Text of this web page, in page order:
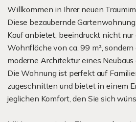
Willkommen in Ihrer neuen
Diese bezaubernde
Kauf anbietet, beeindruckt nicht nur
Wohnfläche von ca. 99 m², sondern
moderne Architektur eines Neubaus
Die Wohnung ist perfekt auf
zugeschnitten und bietet in einem
jeglichen Komfort, den Sie sich